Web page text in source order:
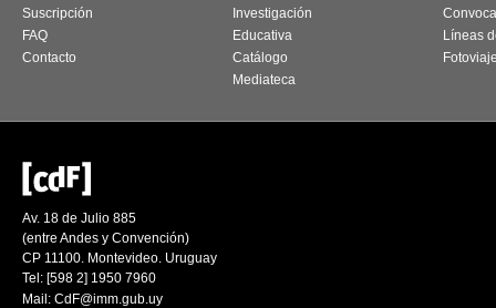
Suscripción
FAQ
Contacto
Investigación
Educativa
Catálogo
Mediateca
Líneas
Av. 18 de Julio 885
(entre Andes y Convención)
CP 11100. Montevideo. Uruguay
Tel: [598 2] 1950 7960
Mail: CdF@imm.gub.uy